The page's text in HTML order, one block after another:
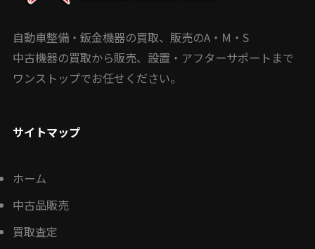
自動車整備・鈑金機器の買取、販売のA・M・S
中古機器の買取から販売、設置・アフターサポートまで
ワンストップでお任せください。
サイトマップ
ホーム
中古品販売
買取査定